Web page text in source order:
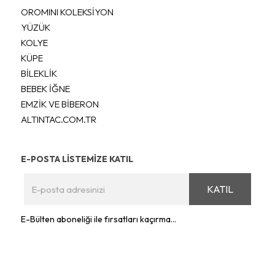
OROMINI KOLEKSİYON
YÜZÜK
KOLYE
KÜPE
BİLEKLİK
BEBEK İĞNE
EMZİK VE BİBERON
ALTINTAC.COM.TR
E-POSTA LİSTEMİZE KATIL
KATIL
E-Bülten aboneliği ile fırsatları kaçırma...